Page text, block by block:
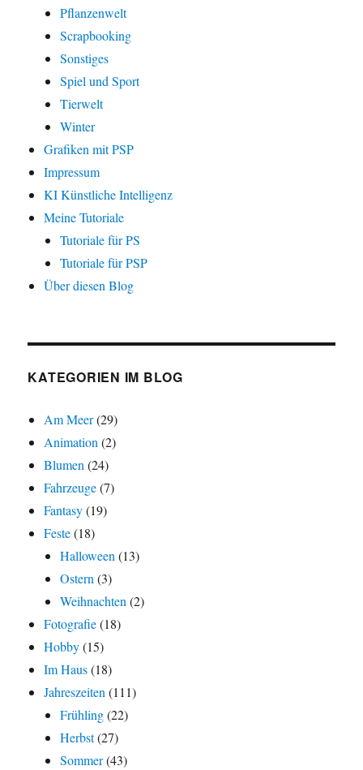
Pflanzenwelt
Scrapbooking
Sonstiges
Spiel und Sport
Tierwelt
Winter
Grafiken mit PSP
Impressum
KI Künstliche Intelligenz
Meine Tutoriale
Tutoriale für PS
Tutoriale für PSP
Über diesen Blog
KATEGORIEN IM BLOG
Am Meer(29)
Animation(2)
Blumen(24)
Fahrzeuge(7)
Fantasy(19)
Feste(18)
Halloween(13)
Ostern(3)
Weihnachten(2)
Fotografie(18)
Hobby(15)
Im Haus(18)
Jahreszeiten(111)
Frühling(22)
Herbst(27)
Sommer(43)